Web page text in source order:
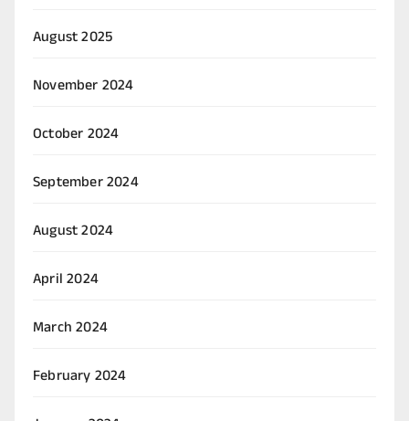
August 2025
November 2024
October 2024
September 2024
August 2024
April 2024
March 2024
February 2024